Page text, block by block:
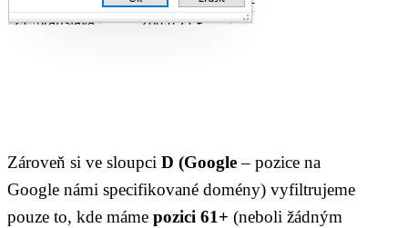
Zároveň si ve sloupci D (Google– pozice na
Google námi specifikované domény) vyfiltrujeme
pouze to, kde máme pozici 61+ (neboli žádným